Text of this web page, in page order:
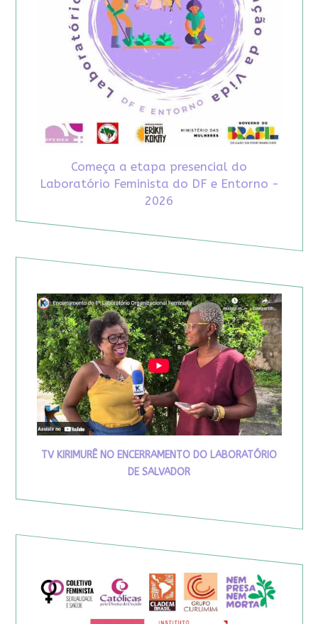
Começa a etapa presencial do
Laboratório Feminista do DF e Entorno -
2026
TV KIRIMURÊ NO ENCERRAMENTO DO LABORATÓRIO
DE SALVADOR